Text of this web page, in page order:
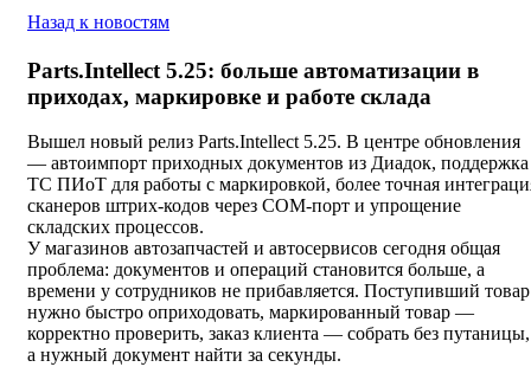
Назад к новостям
Parts.Intellect 5.25: больше автоматизации в
приходах, маркировке и работе склада
Вышел новый релиз Parts.Intellect 5.25. В центре обновления
— автоимпорт приходных документов из Диадок, поддержка
ТС ПИоТ для работы с маркировкой, более точная
сканеров штрих‑кодов через COM‑порт и упрощение
складских процессов.
У магазинов автозапчастей и автосервисов сегодня общая
проблема: документов и операций становится больше, а
времени у сотрудников не прибавляется. Поступивший товар
нужно быстро оприходовать, маркированный товар —
корректно проверить, заказ клиента — собрать без путаницы,
а нужный документ найти за секунды.